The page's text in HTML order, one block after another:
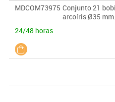
MDCOM73975 Conjunto 21
arcoíris Ø35 mm.
24/48 horas